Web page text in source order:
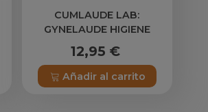
CUMLAUDE LAB:
GYNELAUDE HIGIENE
INTIMA DIARIA GEL 1
ENVASE 500 ML
12,95 €
Añadir al carrito